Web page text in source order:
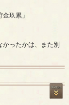
玖累」
ったかは、また別